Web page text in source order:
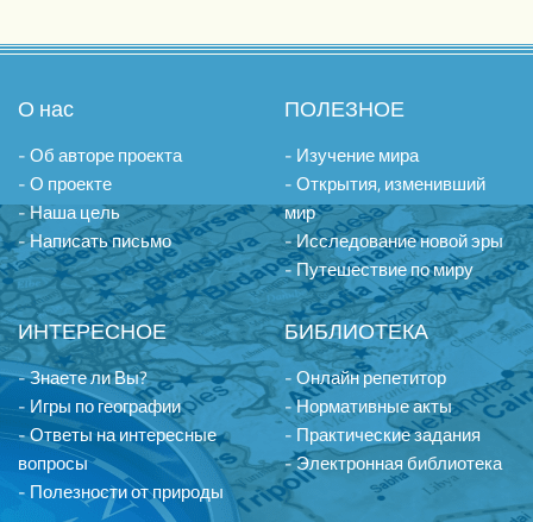
О нас
- Об авторе проекта
- О проекте
- Наша цель
- Написать письмо
ПОЛЕЗНОЕ
- Изучение мира
- Открытия, изменивший
мир
- Исследование новой эры
- Путешествие по миру
ИНТЕРЕСНОЕ
- Знаете ли Вы?
- Игры по географии
- Ответы на интересные
вопросы
- Полезности от природы
БИБЛИОТЕКА
- Онлайн репетитор
- Нормативные акты
- Практические задания
- Электронная библиотека